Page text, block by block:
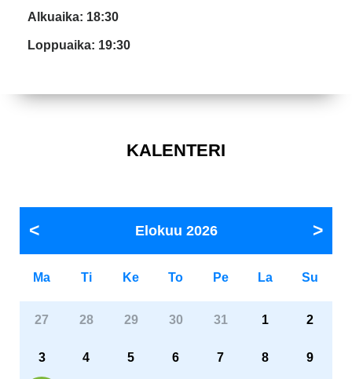
Alkuaika: 18:30
Loppuaika: 19:30
KALENTERI
Elokuu 2026
Ma Ti Ke To Pe La Su
27 28 29 30 31 1 2
3 4 5 6 7 8 9